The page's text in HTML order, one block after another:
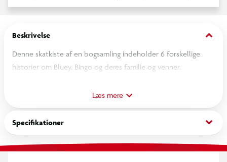
Beskrivelse keyboard_arrow_down
Denne skatkiste af en bogsamling indeholder 6 forskellige
historier om Bluey, Bingo og deres familie og venner.
SOMMERFUGLE, YOGABOLD OG KLOEN, som ikke tidligere
været udgivet som selvstændige bøger på dansk. Hver historie
kan læses på bare 5 minutter - perfekt til godnathistorien eller
en tur på farten og alt der i mellem. Oplagt gaveidé til små og
store Bluey-fans!
Læs mere
Specifikationer keyboard_arrow_down